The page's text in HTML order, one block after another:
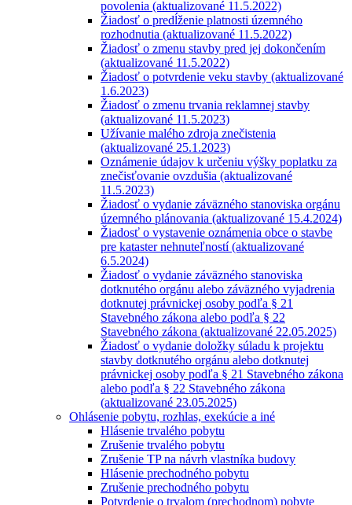
povolenia (aktualizované 11.5.2022)
Žiadosť o predĺženie platnosti územného
rozhodnutia (aktualizované 11.5.2022)
Žiadosť o zmenu stavby pred jej dokončením
(aktualizované 11.5.2022)
Žiadosť o potvrdenie veku stavby (aktualizované
1.6.2023)
Žiadosť o zmenu trvania reklamnej stavby
(aktualizované 11.5.2023)
Užívanie malého zdroja znečistenia
(aktualizované 25.1.2023)
Oznámenie údajov k určeniu výšky poplatku za
znečisťovanie ovzdušia (aktualizované
11.5.2023)
Žiadosť o vydanie záväzného stanoviska orgánu
územného plánovania (aktualizované 15.4.2024)
Žiadosť o vystavenie oznámenia obce o stavbe
pre kataster nehnuteľností (aktualizované
6.5.2024)
Žiadosť o vydanie záväzného stanoviska
dotknutého orgánu alebo záväzného vyjadrenia
dotknutej právnickej osoby podľa § 21
Stavebného zákona alebo podľa § 22
Stavebného zákona (aktualizované 22.05.2025)
Žiadosť o vydanie doložky súladu k projektu
stavby dotknutého orgánu alebo dotknutej
právnickej osoby podľa § 21 Stavebného zákona
alebo podľa § 22 Stavebného zákona
(aktualizované 23.05.2025)
Ohlásenie pobytu, rozhlas, exekúcie a iné
Hlásenie trvalého pobytu
Zrušenie trvalého pobytu
Zrušenie TP na návrh vlastníka budovy
Hlásenie prechodného pobytu
Zrušenie prechodného pobytu
Potvrdenie o trvalom (prechodnom) pobyte